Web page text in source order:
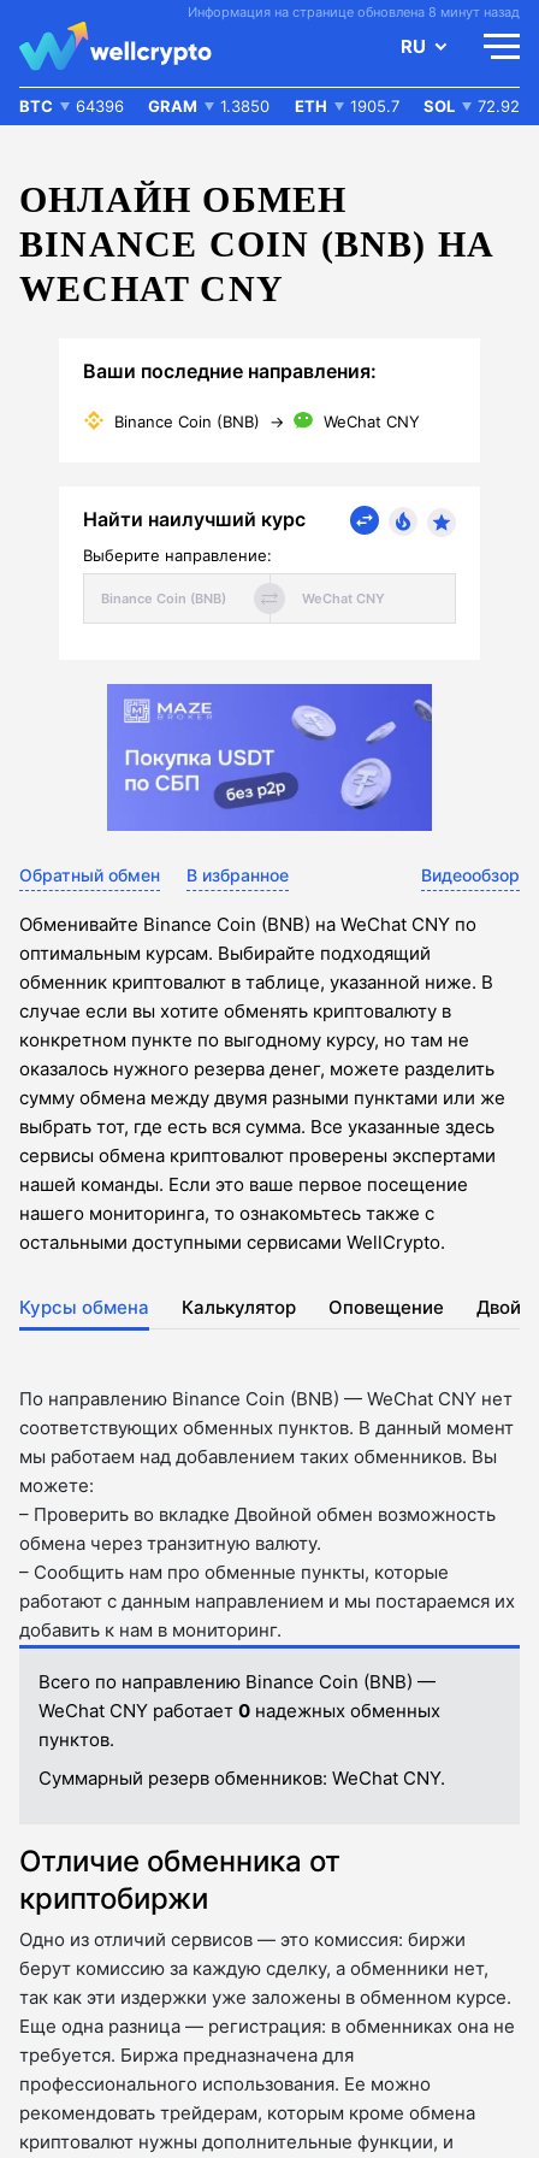
Информация на странице обновлена 8 минут назад
RU
BTC 64396 GRAM 1.3850 ETH 1905.7 SOL 72.92
ОНЛАЙН ОБМЕН
BINANCE COIN (BNB) НА
WECHAT CNY
Ваши последние направления:
Binance Coin (BNB) → WeChat CNY
Найти наилучший курс
Выберите направление:
Обратный обмен В избранное Видеообзор
Обменивайте Binance Coin (BNB) на WeChat CNY по
оптимальным курсам. Выбирайте подходящий
обменник криптовалют в таблице, указанной ниже. В
случае если вы хотите обменять криптовалюту в
конкретном пункте по выгодному курсу, но там не
оказалось нужного резерва денег, можете разделить
сумму обмена между двумя разными пунктами или же
выбрать тот, где есть вся сумма. Все указанные здесь
сервисы обмена криптовалют проверены экспертами
нашей команды. Если это ваше первое посещение
нашего мониторинга, то ознакомьтесь также с
остальными доступными сервисами WellCrypto.
Курсы обмена Калькулятор Оповещение
По направлению Binance Coin (BNB) — WeChat CNY нет
соответствующих обменных пунктов. В данный момент
мы работаем над добавлением таких обменников. Вы
можете:
– Проверить во вкладкe Двойной обмен возможность
обмена через транзитную валюту.
– Сообщить нам про обменные пункты, которые
работают с данным направлением и мы постараемся их
добавить к нам в мониторинг.
Всего по направлению Binance Coin (BNB) —
WeChat CNY работает 0 надежных обменных
пунктов.
Суммарный резерв обменников: WeChat CNY.
Отличие обменника от
криптобиржи
Одно из отличий сервисов — это комиссия: биржи
берут комиссию за каждую сделку, а обменники нет,
так как эти издержки уже заложены в обменном курсе.
Еще одна разница — регистрация: в обменниках она не
требуется. Биржа предназначена для
профессионального использования. Ее можно
рекомендовать трейдерам, которым кроме обмена
криптовалют нужны дополнительные функции, и